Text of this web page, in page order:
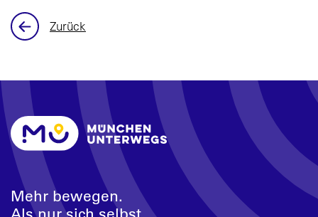
Zurück
Mehr bewegen.
Als nur sich selbst.